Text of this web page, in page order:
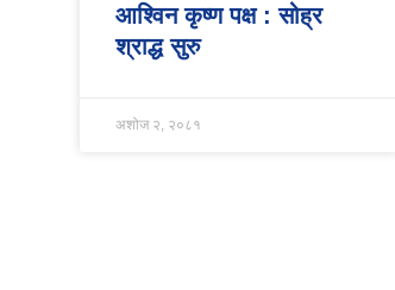
आश्विन कृष्ण पक्ष : सोह्र
श्राद्ध सुरु
अशोज २, २०८१